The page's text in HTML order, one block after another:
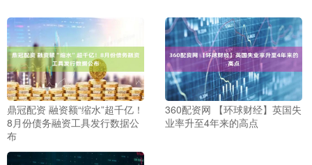
鼎冠配资 融资额“缩水”超千亿！
8月份债务融资工具发行数据公
布
360配资网 【环球财经】英国失
业率升至4年来的高点